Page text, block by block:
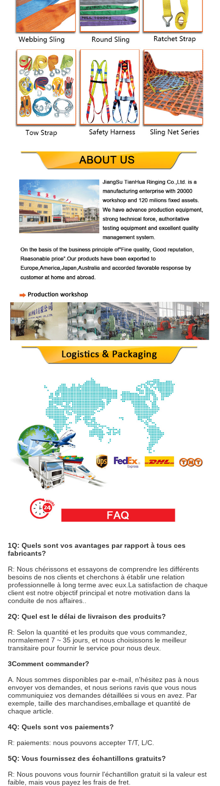
1Q: Quels sont vos avantages par rapport à tous ces
fabricants?
R: Nous chérissons et essayons de comprendre les différents
besoins de nos clients et cherchons à établir une relation
professionnelle à long terme avec eux.La satisfaction de chaque
client est notre objectif principal et notre motivation dans la
conduite de nos affaires..
2Q: Quel est le délai de livraison des produits?
R: Selon la quantité et les produits que vous commandez,
normalement 7 ~ 35 jours, et nous choisissons le meilleur
transitaire pour fournir le service pour nous deux.
3Comment commander?
A. Nous sommes disponibles par e-mail, n'hésitez pas à nous
envoyer vos demandes, et nous serions ravis que vous nous
communiquiez vos demandes détaillées si vous en avez. Par
exemple, taille des marchandises,emballage et quantité de
chaque article.
4Q: Quels sont vos paiements?
R: paiements: nous pouvons accepter T/T, L/C.
5Q: Vous fournissez des échantillons gratuits?
R: Nous pouvons vous fournir l'échantillon gratuit si la valeur est
faible, mais vous payez les frais de fret.